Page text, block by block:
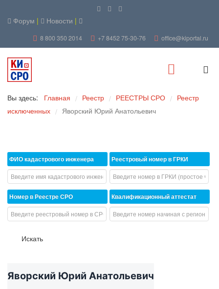
Форум | Новости |
8 800 350 2014 +7 8452 75-30-76 office@kiportal.ru
Вы здесь: Главная / Реестр / РЕЕСТРЫ СРО / Реестр
исключенных / Яворский Юрий Анатольевич
ФИО кадастрового инженера
Номер в Реестре СРО
Реестровый номер в ГРКИ
Квалификационный аттестат
Яворский Юрий Анатольевич